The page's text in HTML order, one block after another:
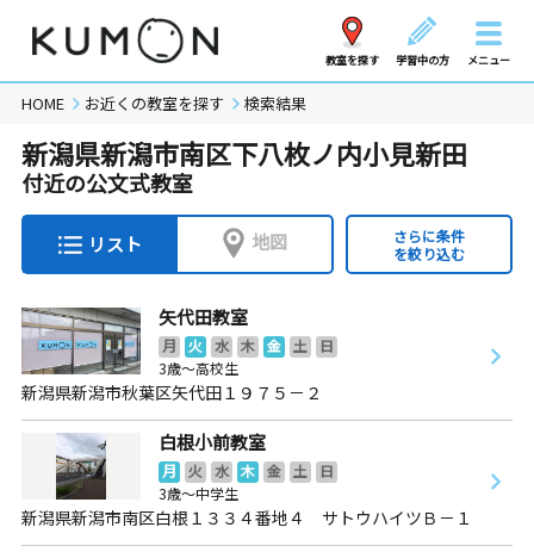
教室を探す 学習中の方 メニュー
HOME お近くの教室を探す 検索結果
新潟県新潟市南区下八枚ノ内小見新田
付近の公文式教室
リスト 地図
さらに条件
を絞り込む
矢代田教室
月 火 水 木 金 土
日
3歳～高校生
新潟県新潟市秋葉区矢代田１９７５－２
白根小前教室
月 火 水 木 金 土
日
3歳～中学生
新潟県新潟市南区白根１３３４番地４ サトウハイツＢ－１